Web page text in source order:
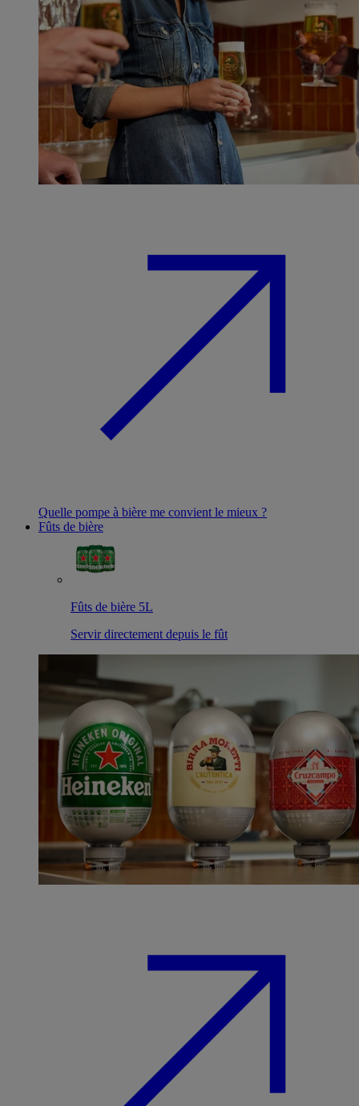
Quelle pompe à bière me convient le mieux ?
Fûts de bière
Fûts de bière 5L
Servir directement depuis le fût